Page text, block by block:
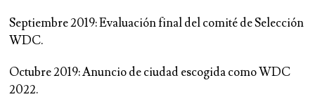
Septiembre 2019: Evaluación final del comité de Selección
WDC.
Octubre 2019: Anuncio de ciudad escogida como WDC
2022.